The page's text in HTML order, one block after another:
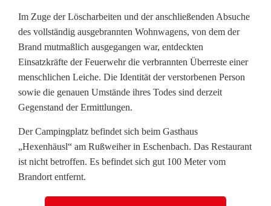
f
C
a
m
n
Im Zuge der Löscharbeiten und der anschließenden Absuche
des vollständig ausgebrannten Wohnwagens, von dem der
Brand mutmaßlich ausgegangen war, entdeckten
Einsatzkräfte der Feuerwehr die verbrannten Überreste einer
menschlichen Leiche. Die Identität der verstorbenen Person
sowie die genauen Umstände ihres Todes sind derzeit
Gegenstand der Ermittlungen.
Der Campingplatz befindet sich beim Gasthaus
„Hexenhäusl“ am Rußweiher in Eschenbach. Das Restaurant
ist nicht betroffen. Es befindet sich gut 100 Meter vom
Brandort entfernt.